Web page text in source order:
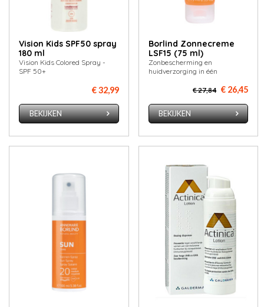
Vision Kids SPF50 spray
180 ml
Vision Kids Colored Spray -
SPF 50+
€ 32,99
BEKIJKEN
Borlind Zonnecreme
LSF15 (75 ml)
Zonbescherming en
huidverzorging in één
€ 27,84 € 26,45
BEKIJKEN